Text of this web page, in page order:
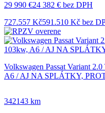
29 990 €24 382 € bez DPH
727.557 Kč591.510 Kč bez
Volkswagen Passat Variant
A6 / AJ NA SPLÁTKY,
342143 km